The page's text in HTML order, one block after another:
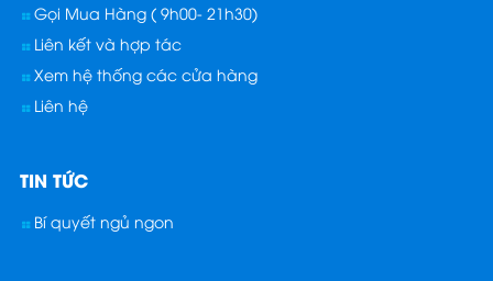
Gọi Mua Hàng ( 9h00- 21h30)
Liên kết và hợp tác
Xem hệ thống các cửa hàng
Liên hệ
TIN TỨC
Bí quyết ngủ ngon